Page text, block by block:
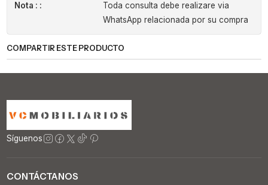
Nota : :
Toda consulta debe realizare via
WhatsApp relacionada por su compra
COMPARTIR ESTE PRODUCTO
Síguenos
CONTÁCTANOS